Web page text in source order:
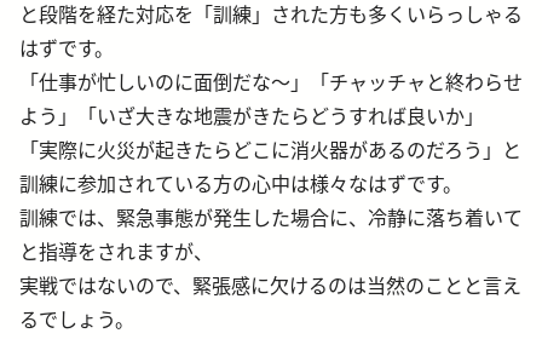
と段階を経た対応を「訓練」された方も多くいらっしゃる
はずです。
「仕事が忙しいのに面倒だな～」「チャッチャと終わらせ
よう」「いざ大きな地震がきたらどうすれば良いか」
「実際に火災が起きたらどこに消火器があるのだろう」と
訓練に参加されている方の心中は様々なはずです。
訓練では、緊急事態が発生した場合に、冷静に落ち着いて
と指導をされますが、
実戦ではないので、緊張感に欠けるのは当然のことと言え
るでしょう。